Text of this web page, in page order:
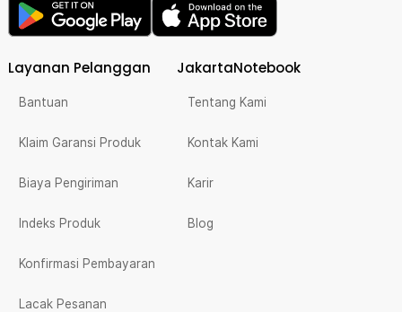
Layanan Pelanggan
Bantuan
Klaim Garansi Produk
Biaya Pengiriman
Indeks Produk
Konfirmasi Pembayaran
Lacak Pesanan
JakartaNotebook
Tentang Kami
Kontak Kami
Karir
Blog